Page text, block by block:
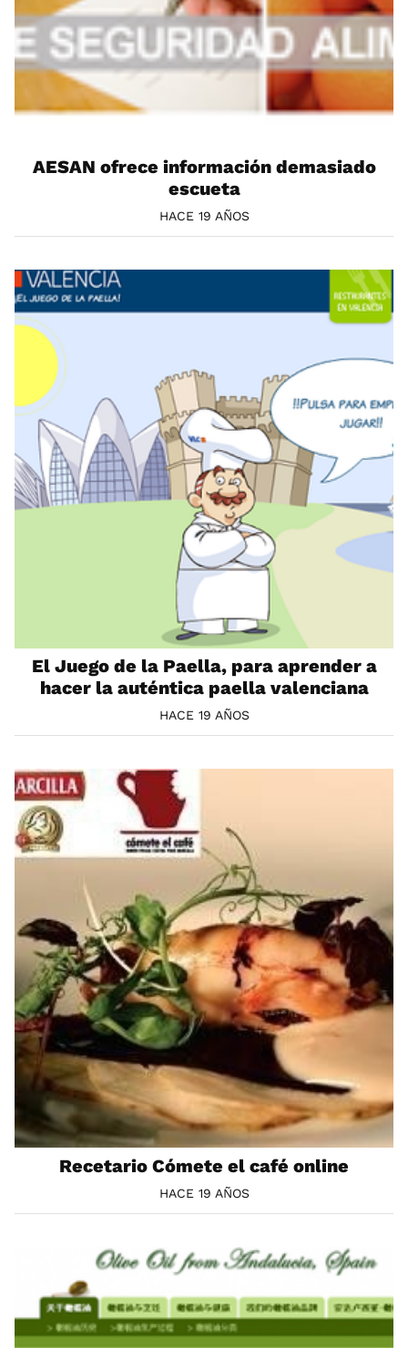
AESAN ofrece información demasiado
escueta
HACE 19 AÑOS
El Juego de la Paella, para aprender a
hacer la auténtica paella valenciana
HACE 19 AÑOS
Recetario Cómete el café online
HACE 19 AÑOS